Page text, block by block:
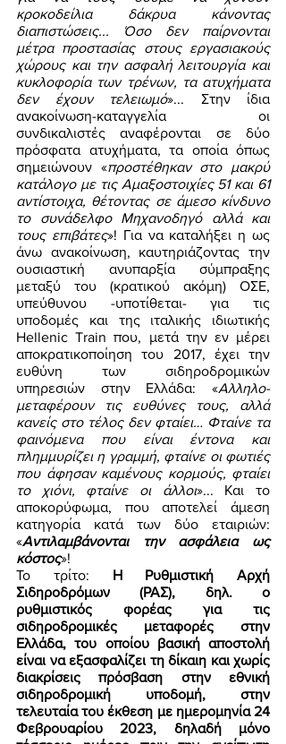
κροκοδείλια δάκρυα κάνοντας
διαπιστώσεις... Όσο δεν παίρνονται
μέτρα προστασίας στους εργασιακούς
χώρους και την ασφαλή λειτουργία και
κυκλοφορία των τρένων, τα ατυχήματα
δεν έχουν τελειωμό»... Στην ίδια
ανακοίνωση-καταγγελία οι
συνδικαλιστές αναφέρονται σε δύο
πρόσφατα ατυχήματα, τα οποία όπως
σημειώνουν «προστέθηκαν στο μακρύ
κατάλογο με τις Αμαξοστοιχίες 51 και 61
αντίστοιχα, θέτοντας σε άμεσο κίνδυνο
το συνάδελφο Μηχανοδηγό αλλά και
τους επιβάτες»! Για να καταλήξει η ως
άνω ανακοίνωση, καυτηριάζοντας την
ουσιαστική ανυπαρξία σύμπραξης
μεταξύ του (κρατικού ακόμη) ΟΣΕ,
υπεύθυνου -υποτίθεται- για τις
υποδομές και της ιταλικής ιδιωτικής
Hellenic Train που, μετά την εν μέρει
αποκρατικοποίηση του 2017, έχει την
ευθύνη των σιδηροδρομικών
υπηρεσιών στην Ελλάδα: «Αλληλο-
μεταφέρουν τις ευθύνες τους, αλλά
κανείς στο τέλος δεν φταίει… Φταίνε τα
φαινόμενα που είναι έντονα και
πλημμυρίζει η γραμμή, φταίνε οι φωτιές
που άφησαν καμένους κορμούς, φταίει
το χιόνι, φταίνε οι άλλοι»... Και το
αποκορύφωμα, που αποτελεί άμεση
κατηγορία κατά των δύο εταιριών:
«Αντιλαμβάνονται την ασφάλεια ως
κόστος»!
Το τρίτο: Η Ρυθμιστική Αρχή
Σιδηροδρόμων (ΡΑΣ), δηλ. ο
ρυθμιστικός φορέας για τις
σιδηροδρομικές μεταφορές στην
Ελλάδα, του οποίου βασική αποστολή
είναι να εξασφαλίζει τη δίκαιη και χωρίς
διακρίσεις πρόσβαση στην εθνική
σιδηροδρομική υποδομή, στην
τελευταία του έκθεση με ημερομηνία 24
Φεβρουαρίου 2023, δηλαδή μόνο